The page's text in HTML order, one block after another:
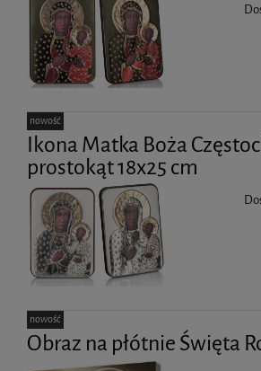
Ikona Matka Boża
prostokąt 18x25 cm
nowość
Obraz na płótnie Święta
nowość